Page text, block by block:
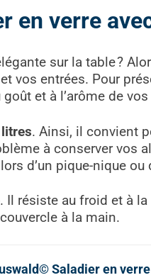
en verre
sur la table ?
vos entrées. Pour
et à l’arôme de
. Ainsi, il convient
à conserver
d’un pique-nique ou
. Il résiste au froid et à
à la main.
Saladier en